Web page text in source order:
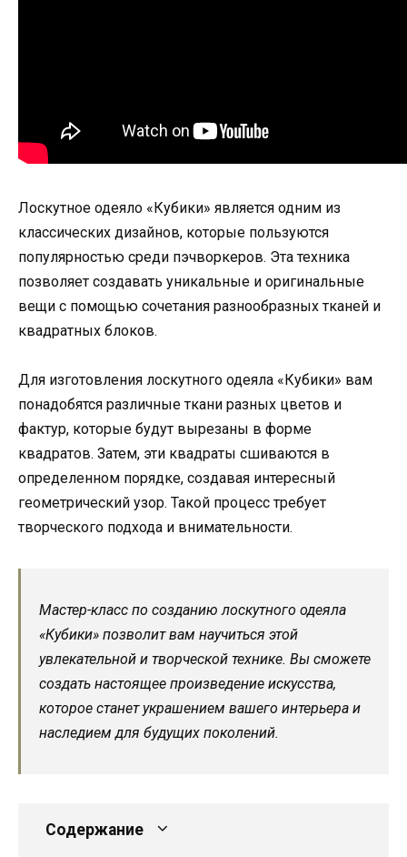
Лоскутное одеяло «Кубики» является одним из
классических дизайнов, которые пользуются
популярностью среди пэчворкеров. Эта техника
позволяет создавать уникальные и оригинальные
вещи с помощью сочетания разнообразных тканей и
квадратных блоков.
Для изготовления лоскутного одеяла «Кубики» вам
понадобятся различные ткани разных цветов и
фактур, которые будут вырезаны в форме
квадратов. Затем, эти квадраты сшиваются в
определенном порядке, создавая интересный
геометрический узор. Такой процесс требует
творческого подхода и внимательности.
Мастер-класс по созданию лоскутного одеяла
«Кубики» позволит вам научиться этой
увлекательной и творческой технике. Вы сможете
создать настоящее произведение искусства,
которое станет украшением вашего интерьера и
наследием для будущих поколений.
Содержание